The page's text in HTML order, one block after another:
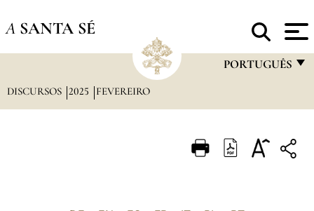
A SANTA SÉ
PORTUGUÊS
ITALIANO
DISCURSOS 2025 FEVEREIRO